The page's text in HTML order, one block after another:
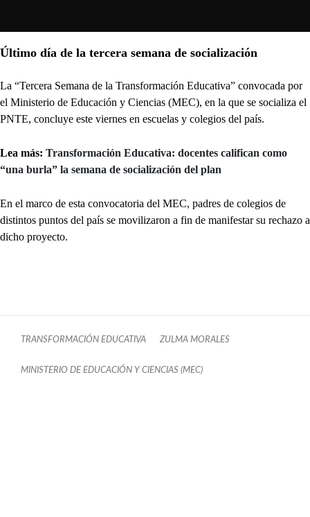
Último día de la tercera semana de socialización
La “Tercera Semana de la Transformación Educativa” convocada por
el Ministerio de Educación y Ciencias (MEC), en la que se socializa el
PNTE, concluye este viernes en escuelas y colegios del país.
Lea más: Transformación Educativa: docentes califican como
“una burla” la semana de socialización del plan
En el marco de esta convocatoria del MEC, padres de colegios de
distintos puntos del país se movilizaron a fin de manifestar su rechazo a
dicho proyecto.
TRANSFORMACIÓN EDUCATIVA ZULMA MORALES
MINISTERIO DE EDUCACIÓN Y CIENCIAS (MEC)